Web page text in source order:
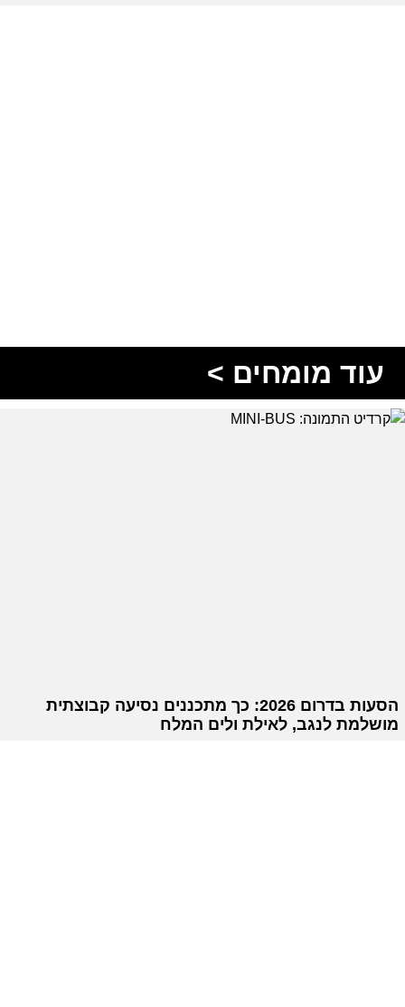
עוד מומחים >
הסעות בדרום 2026: כך מתכננים נסיעה קבוצתית
מושלמת לנגב, לאילת ולים המלח